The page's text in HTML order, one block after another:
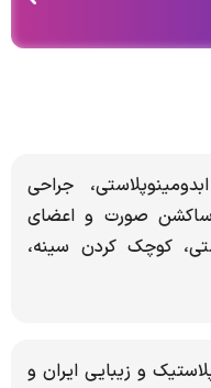
جراحی
صورت و اعضای
کوچک کردن سینه،
و زیبایی ایران و